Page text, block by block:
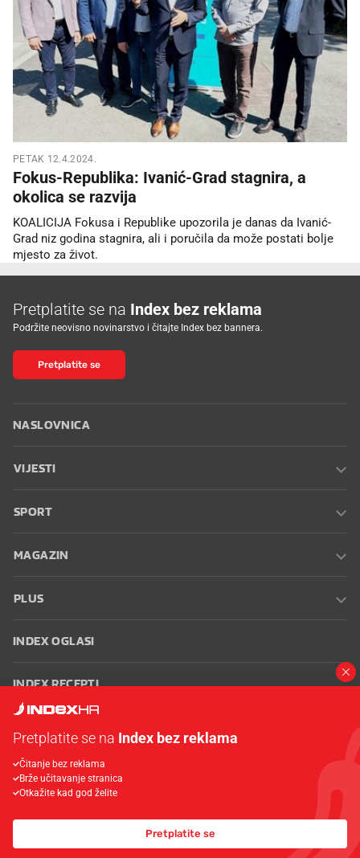
PETAK 12.4.2024.
Fokus-Republika: Ivanić-Grad stagnira, a
okolica se razvija
KOALICIJA Fokusa i Republike upozorila je danas da Ivanić-
Grad niz godina stagnira, ali i poručila da može postati bolje
mjesto za život.
Pretplatite se na Index bez reklama
Podržite neovisno novinarstvo i čitajte Index bez bannera.
Pretplatite se
NASLOVNICA
VIJESTI
SPORT
MAGAZIN
PLUS
INDEX OGLASI
INDEX RECEPTI
Oglašavanje Zaposli se na Indexu
korištenja
Postavke kolačića
© 2026 Index
Pretplatite se na Index bez reklama
Čitanje bez reklama
Brže učitavanje stranica
Otkažite kad god želite
Pretplatite se